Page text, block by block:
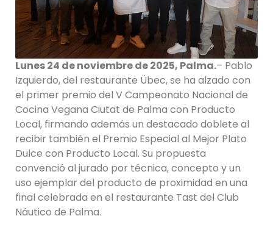
Lunes 24 de noviembre de 2025, Palma.– Pablo
Izquierdo, del restaurante Übec, se ha alzado con
el primer premio del V Campeonato Nacional de
Cocina Vegana Ciutat de Palma con Producto
Local, firmando además un destacado doblete al
recibir también el Premio Especial al Mejor Plato
Dulce con Producto Local. Su propuesta
convenció al jurado por técnica, concepto y un
uso ejemplar del producto de proximidad en una
final celebrada en el restaurante Tast del Club
Náutico de Palma.